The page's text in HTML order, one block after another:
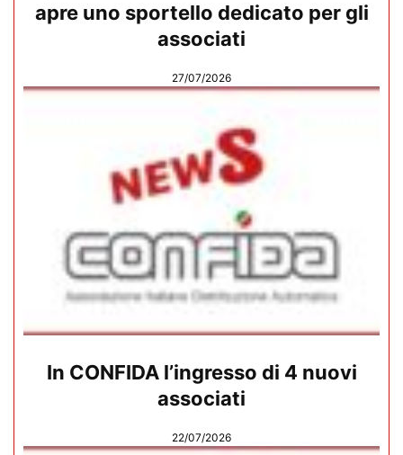
apre uno sportello dedicato per gli
associati
27/07/2026
In CONFIDA l’ingresso di 4 nuovi
associati
22/07/2026